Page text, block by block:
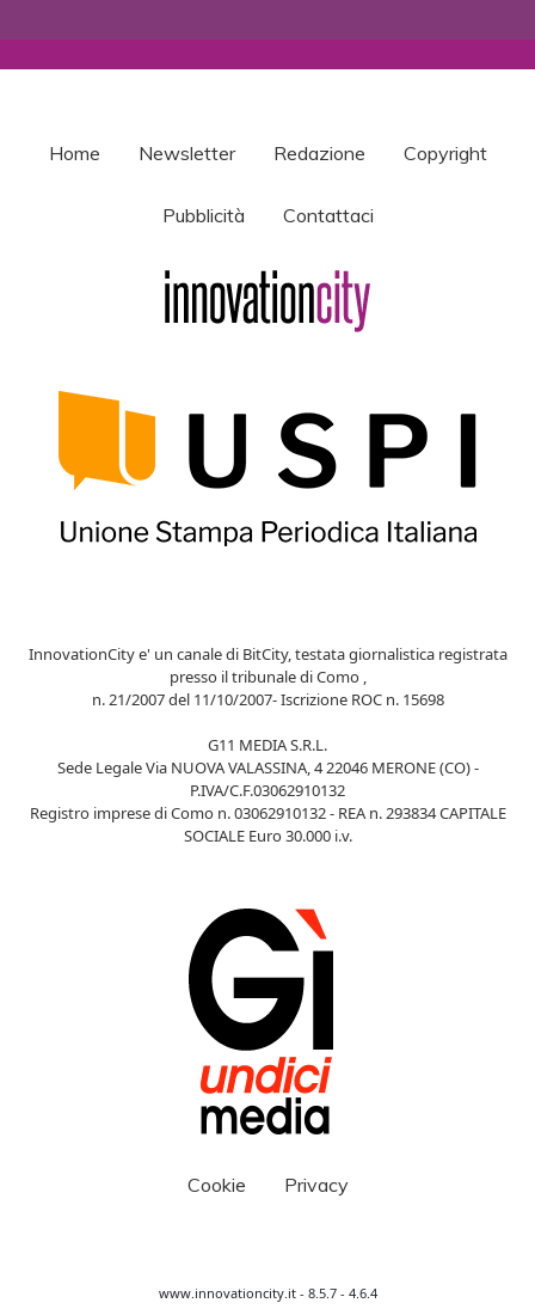
Home Newsletter Redazione Copyright
Pubblicità Contattaci
InnovationCity e' un canale di BitCity, testata giornalistica registrata
presso il tribunale di Como ,
n. 21/2007 del 11/10/2007- Iscrizione ROC n. 15698
G11 MEDIA S.R.L.
Sede Legale Via NUOVA VALASSINA, 4 22046 MERONE (CO) -
P.IVA/C.F.03062910132
Registro imprese di Como n. 03062910132 - REA n. 293834 CAPITALE
SOCIALE Euro 30.000 i.v.
Cookie Privacy
www.innovationcity.it - 8.5.7 - 4.6.4